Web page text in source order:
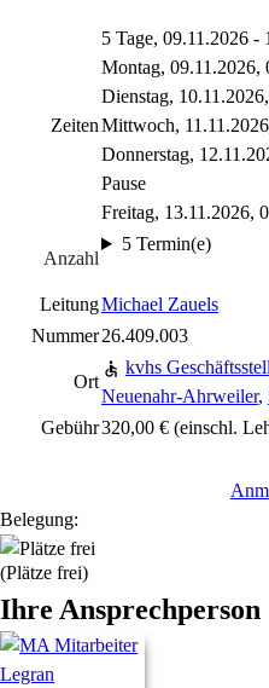
Zeiten
5 Tage, 09.11.2026 -
Montag, 09.11.2026,
Dienstag,
Mittwoch,
Donnerstag,
Pause
Freitag, 13.11.2026,
Anzahl
5 Termin(e)
LeitungMichael Zauels
Nummer26.409.003
Ort
kvhs
Neuenahr-Ahrweiler,
Gebühr320,00 € (einschl.
Belegung:
(Plätze frei)
Ihre Ansprechperson